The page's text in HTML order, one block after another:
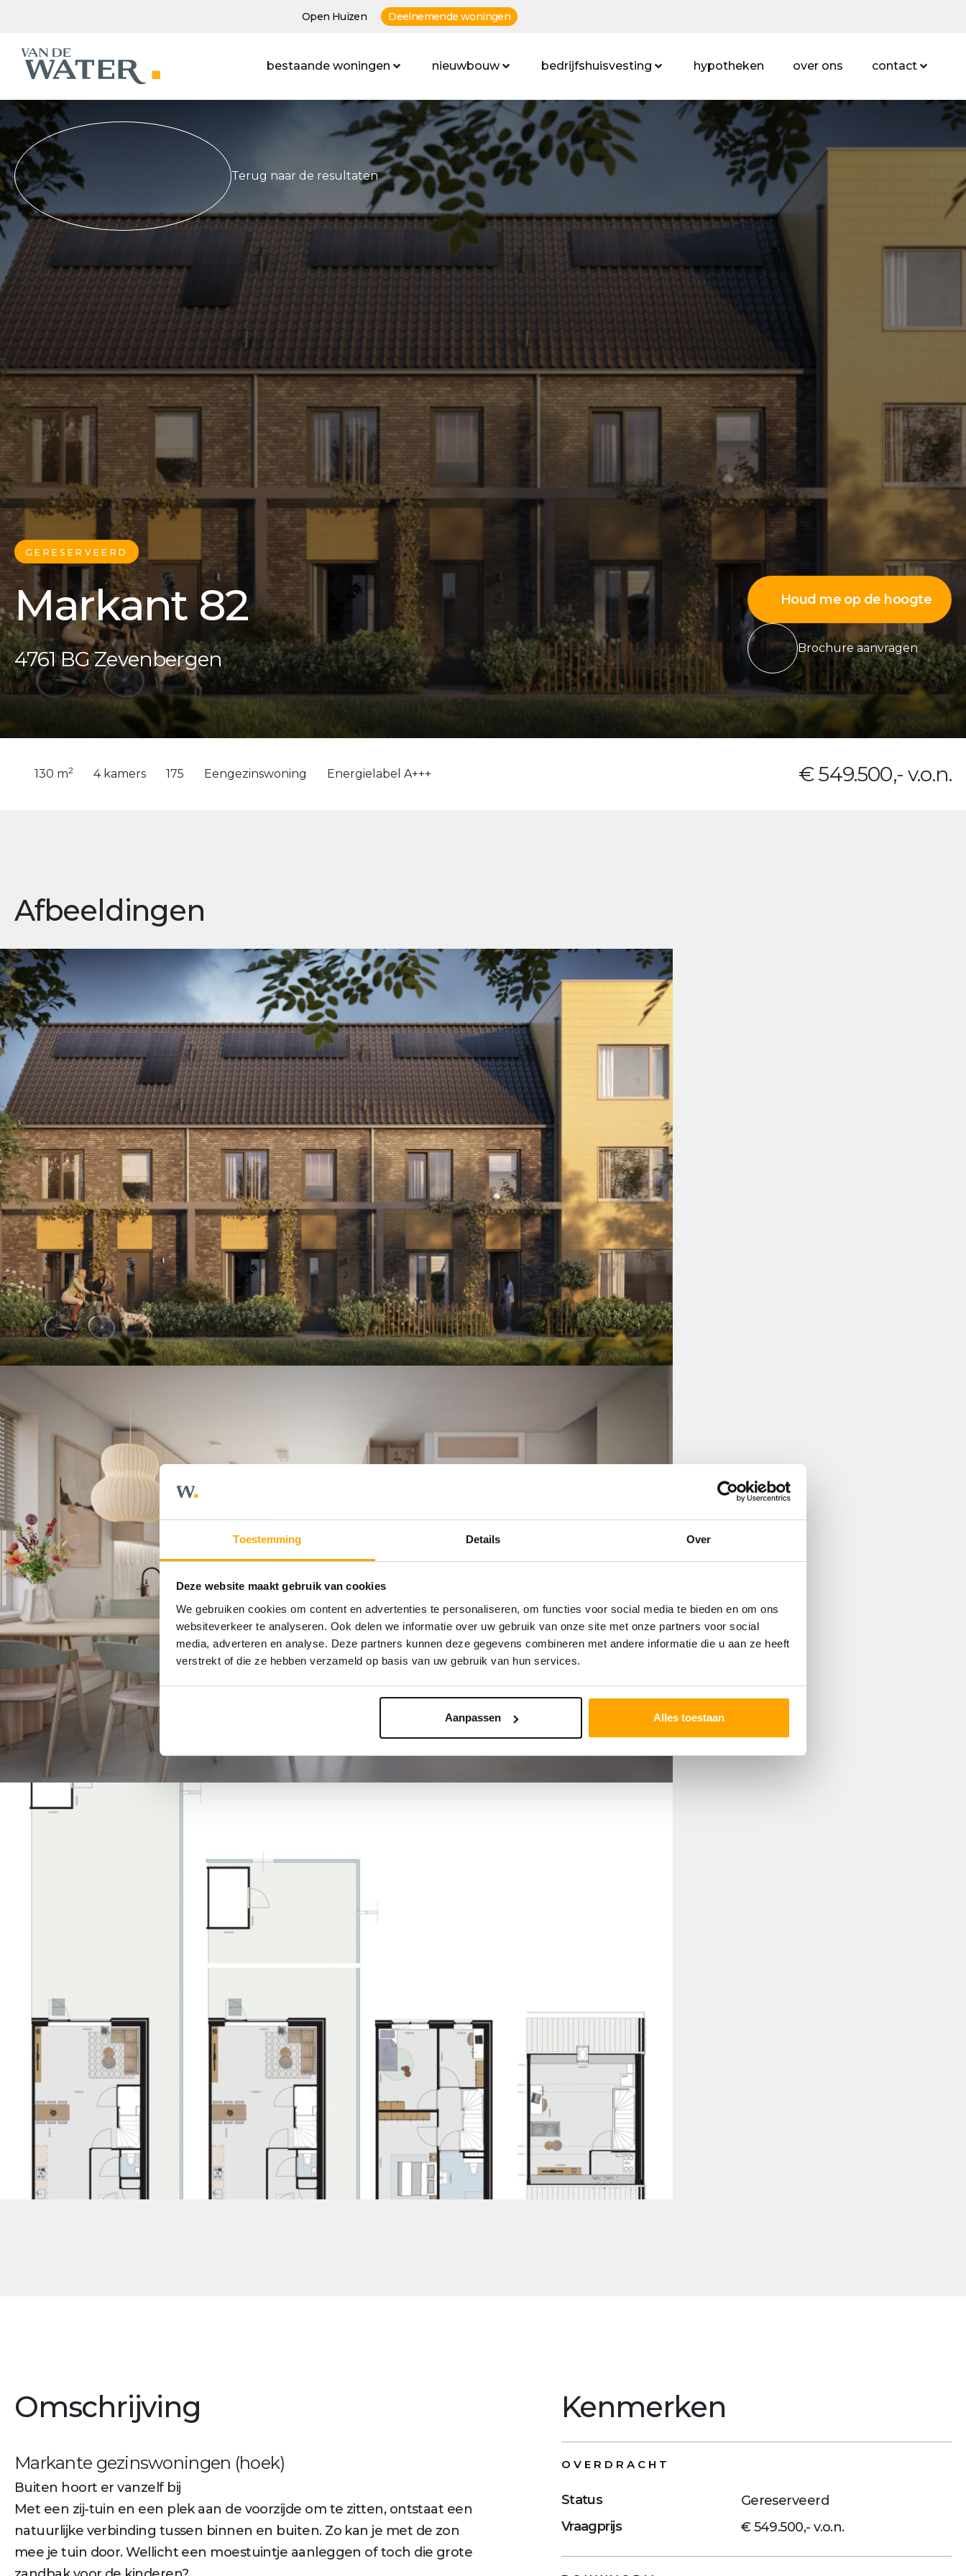
Toestemming Details Over
Deze website maakt gebruik van cookies
We gebruiken cookies om content en advertenties te personaliseren, om functies voor social media te bieden en om ons
websiteverkeer te analyseren. Ook delen we informatie over uw gebruik van onze site met onze partners voor social
media, adverteren en analyse. Deze partners kunnen deze gegevens combineren met andere informatie die u aan ze heeft
verstrekt of die ze hebben verzameld op basis van uw gebruik van hun services.
Aanpassen Alles toestaan
Open Huizen Deelnemende woningen
bestaande woningen nieuwbouw bedrijfshuisvesting hypotheken over ons contact
Terug naar de resultaten
GERESERVEERD
Markant 82
4761 BG Zevenbergen
Houd me op de hoogte
Brochure aanvragen
130 m2 4 kamers 175 Eengezinswoning Energielabel A+++ € 549.500,- v.o.n.
Afbeeldingen
Omschrijving
Markante gezinswoningen (hoek)
Buiten hoort er vanzelf bij
Met een zij-tuin en een plek aan de voorzijde om te zitten, ontstaat een
natuurlijke verbinding tussen binnen en buiten. Zo kan je met de zon
mee je tuin door. Wellicht een moestuintje aanleggen of toch die grote
Kenmerken
OVERDRACHT
Status
Gereserveerd
Vraagprijs
€ 549.500,- v.o.n.